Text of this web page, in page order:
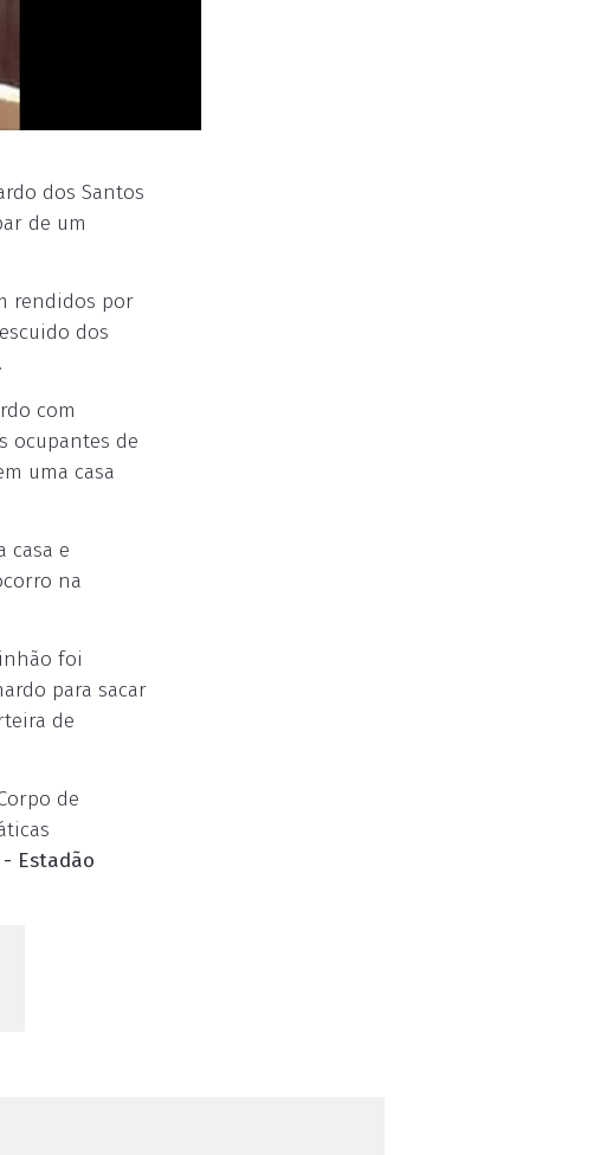
dos Santos
de um
rendidos por
dos
com
ocupantes de
uma casa
casa e
na
foi
para sacar
de
de
Estadão